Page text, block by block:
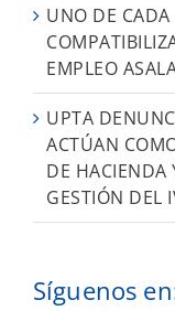
UNO DE
EMPLEO
UPTA
ACTÚAN
DE HACIENDA
GESTIÓN DEL
Síguenos